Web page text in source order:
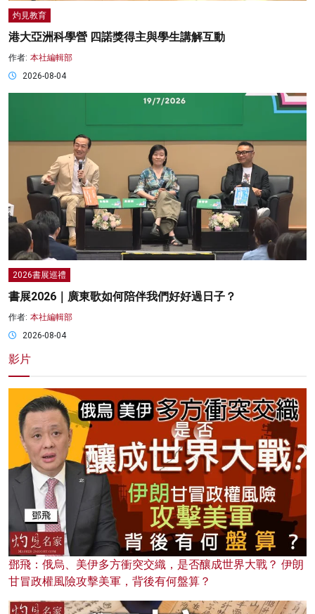
灼見教育
港大亞洲科學營 四諾獎得主與學生講解互動
作者: 本社編輯部
2026-08-04
2026書展巡禮
書展2026｜廣東歌如何陪伴我們好好過日子？
作者: 本社編輯部
2026-08-04
影片
鄧飛：俄烏、美伊多方衝突交織，是否釀成世界大戰？ 伊朗
甘冒政權風險攻擊美軍，背後有何盤算？